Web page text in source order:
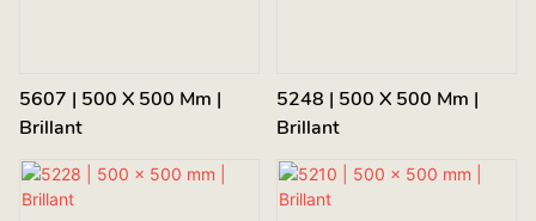
5607 | 500 X 500 Mm |
Brillant
5248 | 500 X 500 Mm |
Brillant